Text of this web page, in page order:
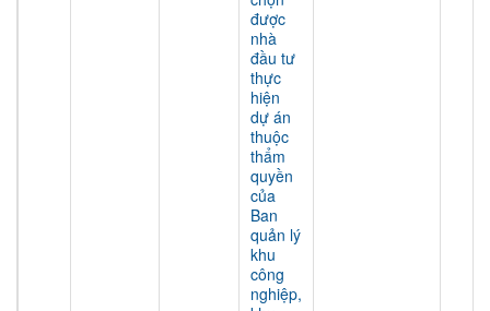
được
nhà
đầu tư
thực
hiện
dự án
thuộc
thẩm
quyền
của
Ban
quản lý
khu
công
nghiệp,